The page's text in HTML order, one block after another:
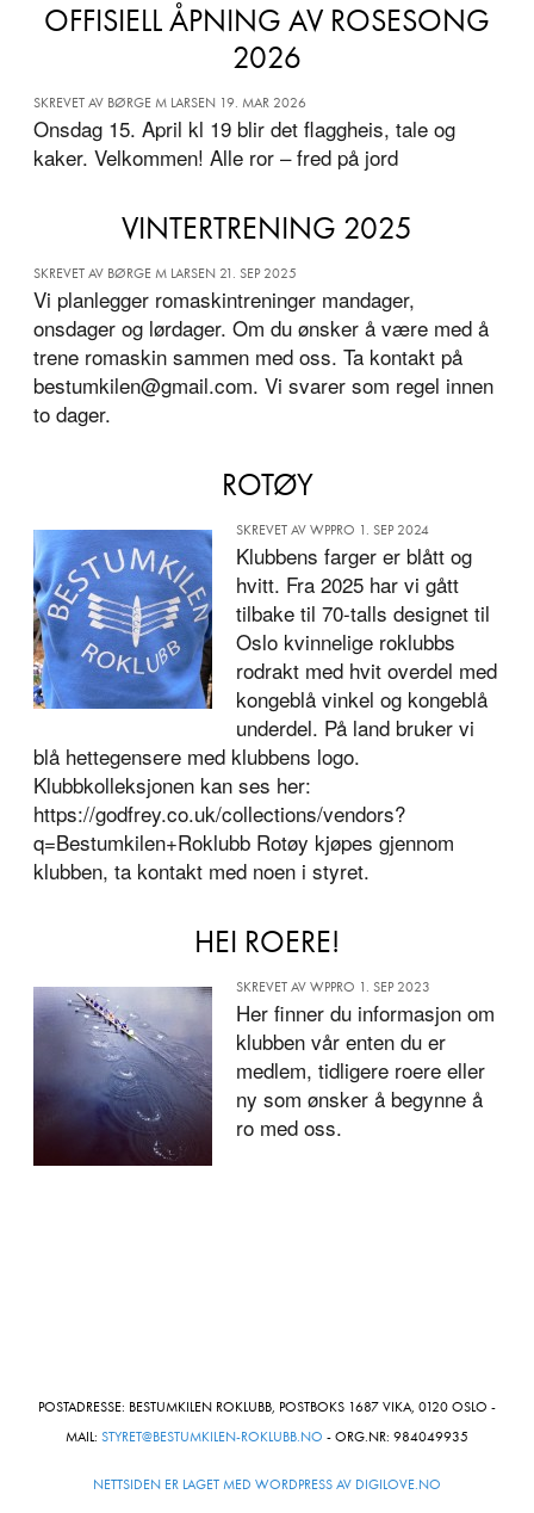
OFFISIELL ÅPNING AV ROSESONG
2026
SKREVET AV BØRGE M LARSEN 19. MAR 2026
Onsdag 15. April kl 19 blir det flaggheis, tale og
kaker. Velkommen! Alle ror – fred på jord
VINTERTRENING 2025
SKREVET AV BØRGE M LARSEN 21. SEP 2025
Vi planlegger romaskintreninger mandager,
onsdager og lørdager. Om du ønsker å være med å
trene romaskin sammen med oss. Ta kontakt på
bestumkilen@gmail.com. Vi svarer som regel innen
to dager.
ROTØY
SKREVET AV WPPRO 1. SEP 2024
Klubbens farger er blått og
hvitt. Fra 2025 har vi gått
tilbake til 70-talls designet til
Oslo kvinnelige roklubbs
rodrakt med hvit overdel med
kongeblå vinkel og kongeblå
underdel. På land bruker vi
blå hettegensere med klubbens logo.
Klubbkolleksjonen kan ses her:
https://godfrey.co.uk/collections/vendors?
q=Bestumkilen+Roklubb Rotøy kjøpes gjennom
klubben, ta kontakt med noen i styret.
HEI ROERE!
SKREVET AV WPPRO 1. SEP 2023
Her finner du informasjon om
klubben vår enten du er
medlem, tidligere roere eller
ny som ønsker å begynne å
ro med oss.
POSTADRESSE: BESTUMKILEN ROKLUBB, POSTBOKS 1687 VIKA, 0120 OSLO -
MAIL: STYRET@BESTUMKILEN-ROKLUBB.NO - ORG.NR: 984049935
NETTSIDEN ER LAGET MED WORDPRESS AV DIGILOVE.NO